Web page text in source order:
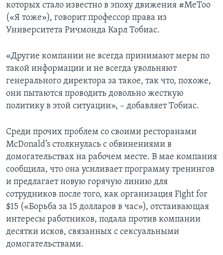
которых стало известно в эпоху движения #MeToo
(«Я тоже»), говорит профессор права из
Университета Ричмонда Карл Тобиас.
«Другие компании не всегда принимают меры по
такой информации и не всегда увольняют
генерального директора за такое, так что, похоже,
они пытаются проводить довольно жесткую
политику в этой ситуации», – добавляет Тобиас.
Среди прочих проблем со своими ресторанами
McDonald’s столкнулась с обвинениями в
домогательствах на рабочем месте. В мае компания
сообщила, что она усиливает программу тренингов
и предлагает новую горячую линию для
сотрудников после того, как организация Fight for
$15 («Борьба за 15 долларов в час»), отстаивающая
интересы работников, подала против компании
десятки исков, связанных с сексуальными
домогательствами.